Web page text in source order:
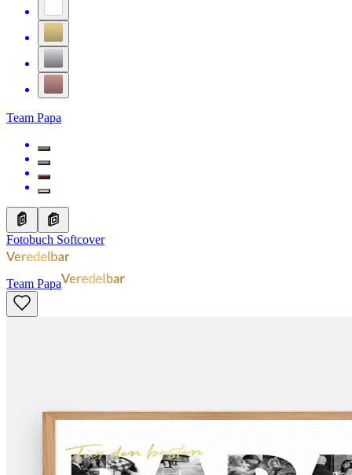
Team Papa
Fotobuch Softcover
Team Papa